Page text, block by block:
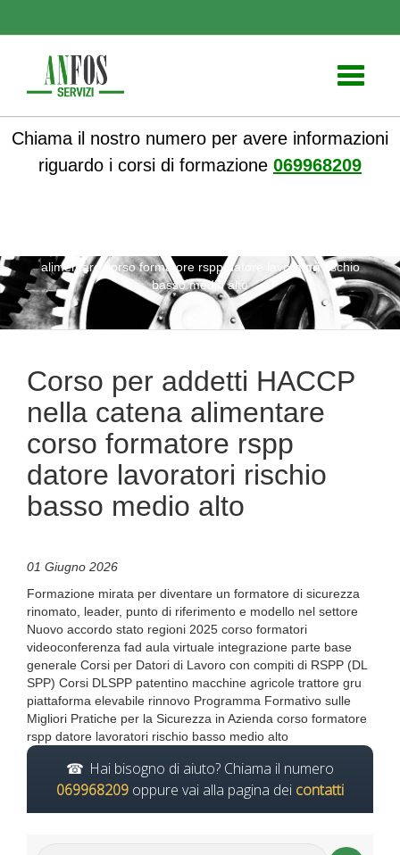
Toggle
Chiama il nostro numero per avere informazioni
riguardo i corsi di formazione 069968209
alimentare corso formatore rspp datore lavoratori rischio
basso medio alto
Corso per addetti HACCP
nella catena alimentare
corso formatore rspp
datore lavoratori rischio
basso medio alto
01 Giugno 2026
Formazione mirata per diventare un formatore di sicurezza
rinomato, leader, punto di riferimento e modello nel settore
Nuovo accordo stato regioni 2025 corso formatori
videoconferenza fad aula virtuale integrazione parte base
generale Corsi per Datori di Lavoro con compiti di RSPP (DL
SPP) Corsi DLSPP patentino macchine agricole trattore gru
piattaforma elevabile rinnovo Programma Formativo sulle
Migliori Pratiche per la Sicurezza in Azienda corso formatore
rspp datore lavoratori rischio basso medio alto
Hai bisogno di aiuto? Chiama il numero
069968209 oppure vai alla pagina dei contatti